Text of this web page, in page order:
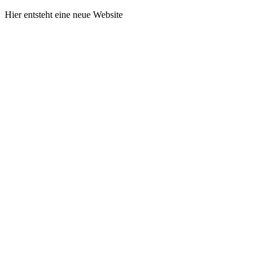
Hier entsteht eine neue Website